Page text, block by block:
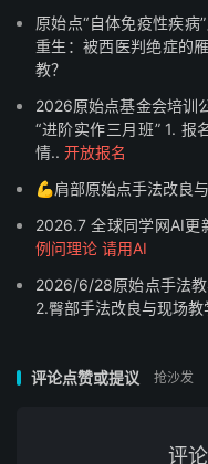
# 原始点U盘资料2025
# 文件夹: 20, 文件:
原版手册书 人体图)
58元包邮 拼团价53元
原始点“自体免疫性疾病
重生：被西医判绝症的
教？
2026原始点基金会培训
“进阶实作三月班” 1.
情.. 开放报名
💪肩部原始点手法改良
2026.7 全球同学网AI
例问理论 请用AI
2026/6/28原始点手法
2.臀部手法改良与现场
评论点赞或提议 抢沙发
评